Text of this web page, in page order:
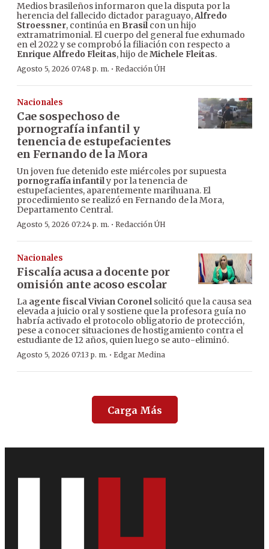
Medios brasileños informaron que la disputa por la
herencia del fallecido dictador paraguayo,Alfredo
Stroessner, continúa en Brasilcon un hijo
extramatrimonial. El cuerpo del general fue exhumado
en el 2022 y se comprobó la filiación con respecto a
Enrique Alfredo Fleitas, hijo deMichele Fleitas.
Agosto 5, 2026 07:48 p. m. · Redacción ÚH
Nacionales
Cae sospechoso de
pornografía infantil y
tenencia de estupefacientes
en Fernando de la Mora
Un joven fue detenido este miércoles por supuesta
pornografía infantily por la tenencia de
estupefacientes, aparentemente marihuana. El
procedimiento se realizó en Fernando de la Mora,
Departamento Central.
Agosto 5, 2026 07:24 p. m. · Redacción ÚH
Nacionales
Fiscalía acusa a docente por
omisión ante acoso escolar
La agente fiscal Vivian Coronelsolicitó que la causa sea
elevada a juicio oral y sostiene que la profesora guía no
habría activado el protocolo obligatorio de protección,
pese a conocer situaciones de hostigamiento contra el
estudiante de 12 años, quien luego se auto-eliminó.
Agosto 5, 2026 07:13 p. m. · Edgar Medina
Carga Más